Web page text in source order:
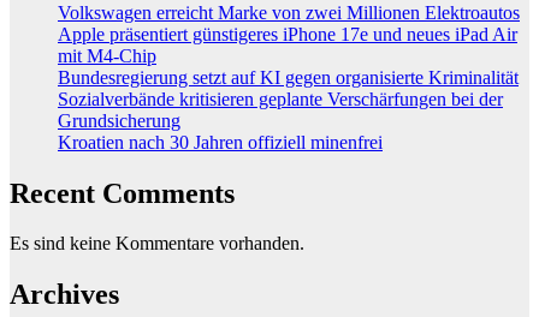
Volkswagen erreicht Marke von zwei Millionen Elektroautos
Apple präsentiert günstigeres iPhone 17e und neues iPad Air
mit M4-Chip
Bundesregierung setzt auf KI gegen organisierte Kriminalität
Sozialverbände kritisieren geplante Verschärfungen bei der
Grundsicherung
Kroatien nach 30 Jahren offiziell minenfrei
Recent Comments
Es sind keine Kommentare vorhanden.
Archives